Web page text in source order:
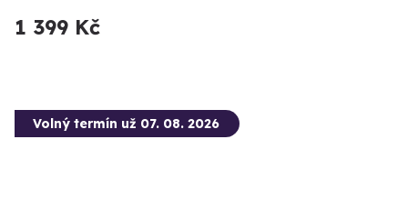
1 399 Kč
Volný termín už 07. 08. 2026